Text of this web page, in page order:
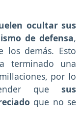
ocultar sus
de defensa,
los demás. Esto
terminado una
por lo
que sus
que no se